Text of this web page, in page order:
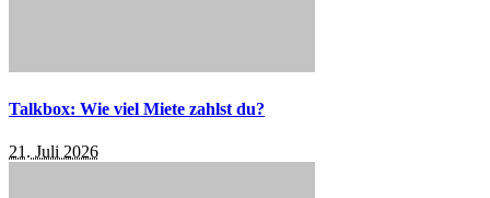
Talkbox: Wie viel Miete zahlst du?
21. Juli 2026